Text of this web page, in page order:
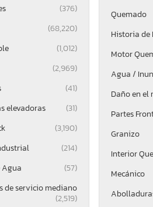
(376)
(68,220)
(1,012)
(2,969)
(41)
elevadoras
(31)
(3,190)
(214)
Agua
(57)
de servicio mediano
(2,519)
Quemado
Historia de
Motor
Agua /
Daño en el
Partes
Granizo
Interior
Mecánico